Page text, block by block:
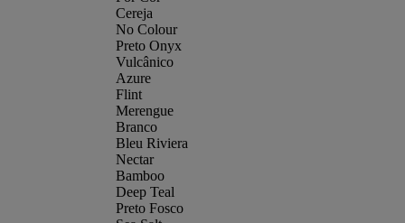
Cereja
No Colour
Preto Onyx
Vulcânico
Azure
Flint
Merengue
Branco
Bleu Riviera
Nectar
Bamboo
Deep Teal
Preto Fosco